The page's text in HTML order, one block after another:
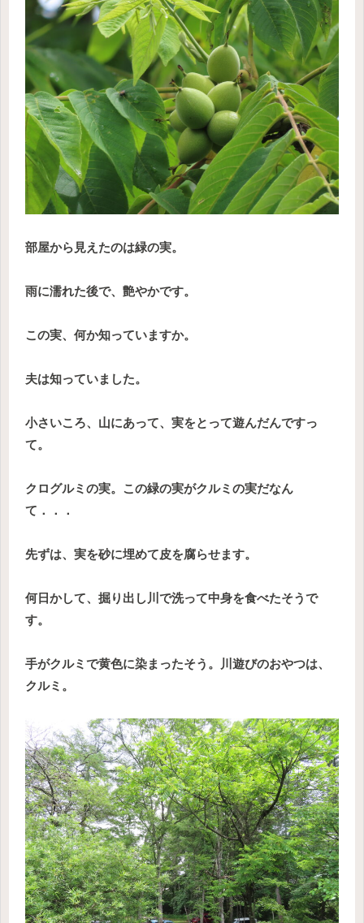
部屋から見えたのは緑の実。
雨に濡れた後で、艶やかです。
この実、何か知っていますか。
夫は知っていました。
小さいころ、山にあって、実をとって遊んだんですっ
て。
クログルミの実。この緑の実がクルミの実だなん
て．．．
先ずは、実を砂に埋めて皮を腐らせます。
何日かして、掘り出し川で洗って中身を食べたそうで
す。
手がクルミで黄色に染まったそう。川遊びのおやつは、
クルミ。